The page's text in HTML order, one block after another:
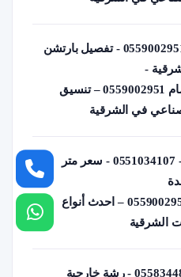
تفصيل قواطع خشبية الدمام 0559002951 - تفصيل بارتشن
-
شركة تنسيق حدائق الدمام 0559002951 – تنسيق
في الشرقية
دهان ارضيات ايبوكسي بجدة - 0551034107 - سعر متر
مظلات وسواتر الدمام 0559002951 – احدث أنواع
الشرقية
دهان واجهات خارجية مكة 0558344890 - رشة خارجية